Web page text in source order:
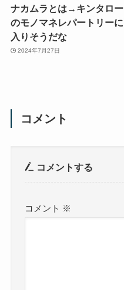
ナカムラとは→キンタロー
のモノマネレパートリーに
入りそうだな
2024年7月27日
コメント
コメントする
コメント ※